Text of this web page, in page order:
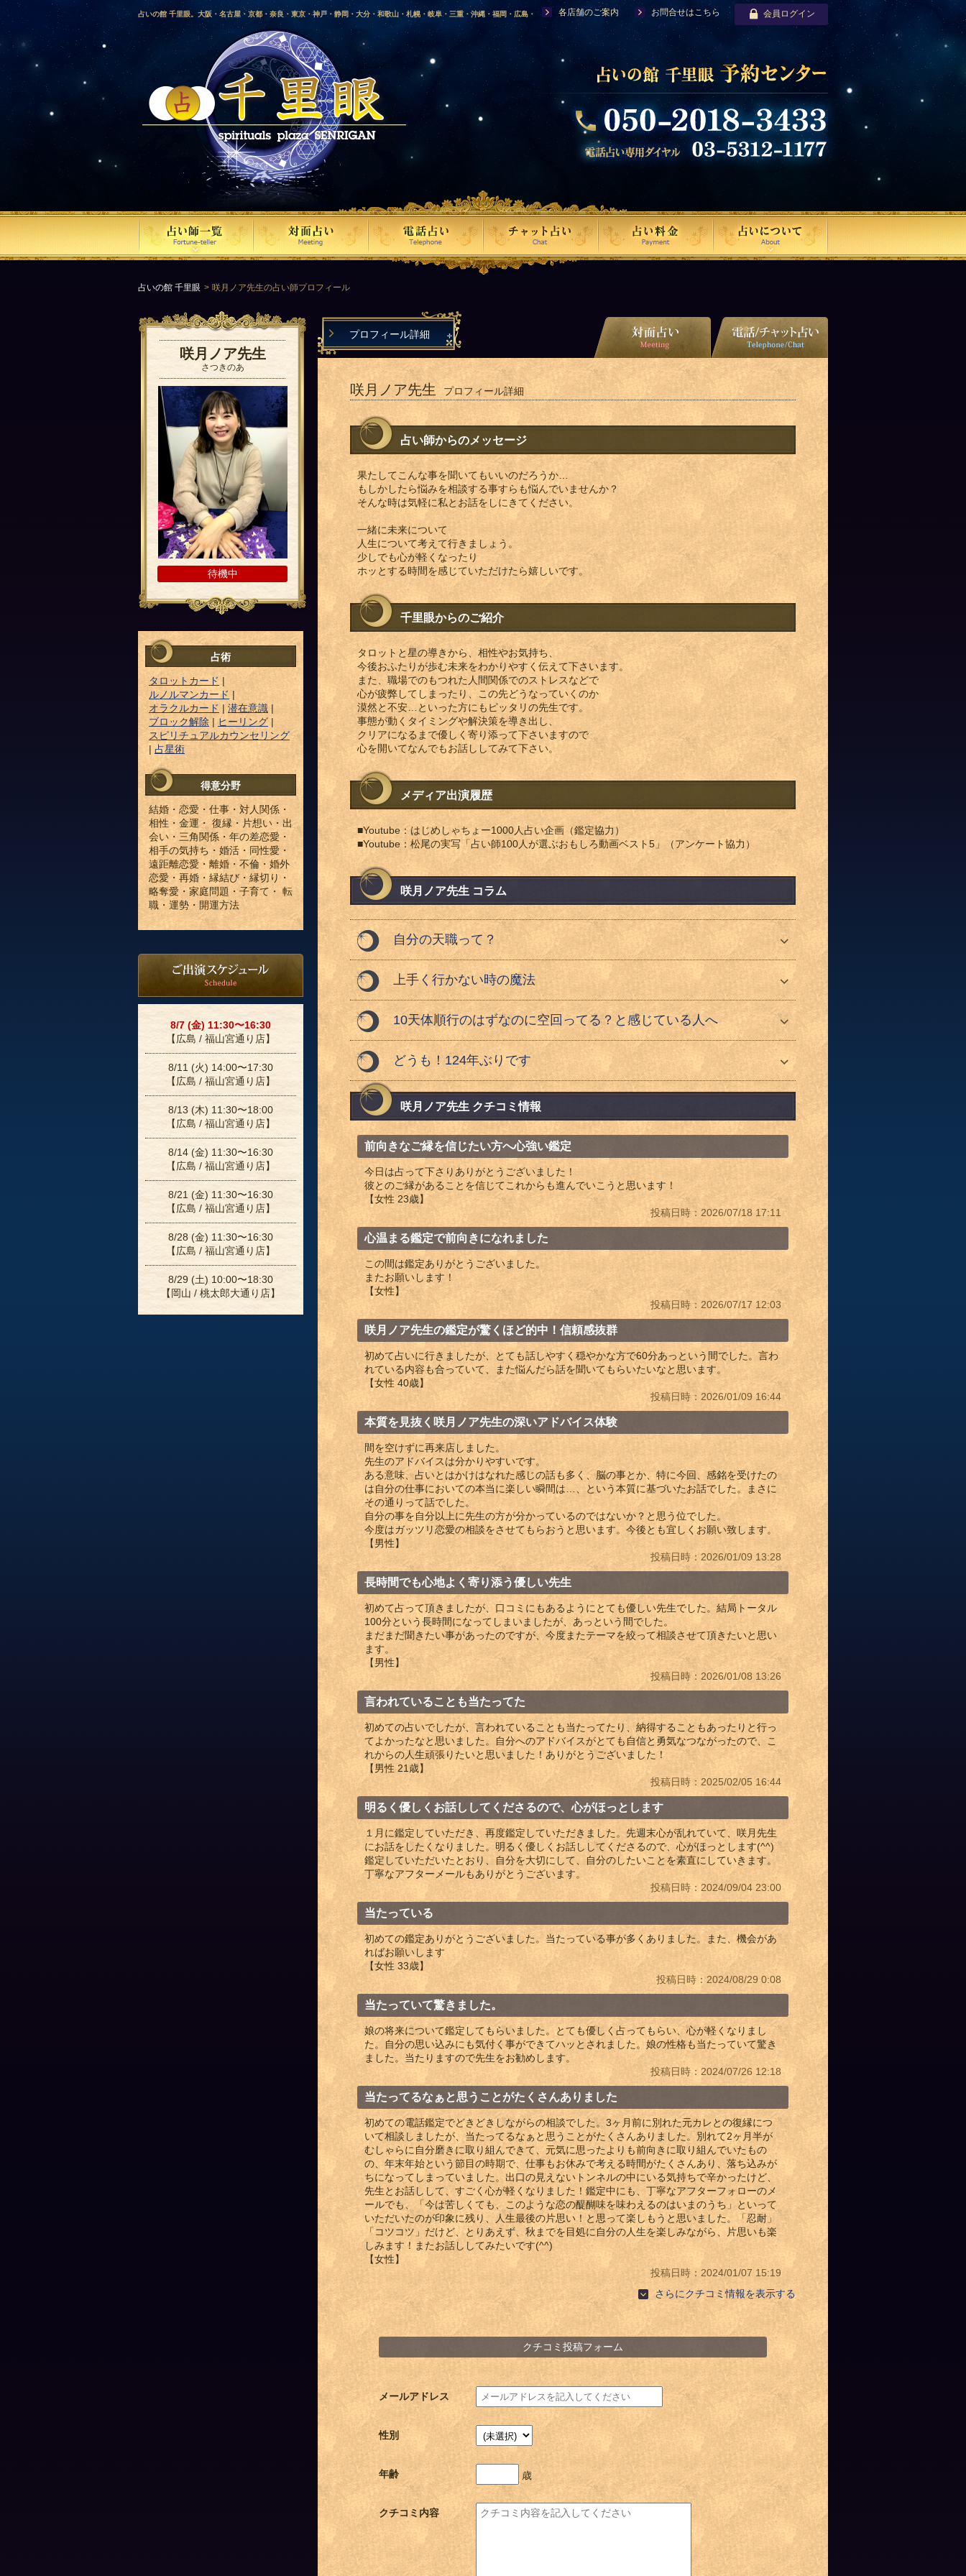
占いの館 千里眼。大阪・名古屋・京都・奈良・東京・神戸・静岡・大分・和歌山・札幌・岐阜・三重・沖縄・福岡・広島・
愛媛・鹿児島・徳島・香川・山形・岡山・横浜・千葉・福島・岩手・高知・熊本・群馬・滋賀・福井・仙台・山口・宮崎・山
梨・長野・埼玉・茨城・栃木・金沢・佐賀・長崎・鳥取・富山・新潟・秋田・青森・島根に店舗を構える、口コミで評判の人
気占い師による占い。
各店舗のご案内 お問合せはこちら 会員ログイン
占いの館 千里眼 咲月ノア先生の占い師プロフィール
咲月ノア先生
さつきのあ
待機中
占術
タロットカード |
ルノルマンカード|
オラクルカード | 潜在意識 |
ブロック解除 |ヒーリング|
スピリチュアルカウンセリング
| 占星術
得意分野
結婚・恋愛・仕事・対人関係・
相性・金運・ 復縁・片想い・出
会い・三角関係・年の差恋愛・
相手の気持ち・婚活・同性愛・
遠距離恋愛・離婚・不倫・婚外
恋愛・再婚・縁結び・縁切り・
略奪愛・家庭問題・子育て・ 転
職・運勢・開運方法
8/7 (金) 11:30〜16:30
【広島 / 福山宮通り店】
8/11 (火) 14:00〜17:30
【広島 / 福山宮通り店】
8/13 (木) 11:30〜18:00
【広島 / 福山宮通り店】
8/14 (金) 11:30〜16:30
【広島 / 福山宮通り店】
8/21 (金) 11:30〜16:30
【広島 / 福山宮通り店】
8/28 (金) 11:30〜16:30
【広島 / 福山宮通り店】
8/29 (土) 10:00〜18:30
【岡山 / 桃太郎大通り店】
プロフィール詳細
咲月ノア先生 プロフィール詳細
占い師からのメッセージ
果たしてこんな事を聞いてもいいのだろうか…
もしかしたら悩みを相談する事すらも悩んでいませんか？
そんな時は気軽に私とお話をしにきてください。
一緒に未来について
人生について考えて行きましょう。
少しでも心が軽くなったり
ホッとする時間を感じていただけたら嬉しいです。
千里眼からのご紹介
タロットと星の導きから、相性やお気持ち、
今後おふたりが歩む未来をわかりやすく伝えて下さいます。
また、職場でのもつれた人間関係でのストレスなどで
心が疲弊してしまったり、この先どうなっていくのか
漠然と不安…といった方にもピッタリの先生です。
事態が動くタイミングや解決策を導き出し、
クリアになるまで優しく寄り添って下さいますので
心を開いてなんでもお話ししてみて下さい。
メディア出演履歴
■Youtube：はじめしゃちょー1000人占い企画（鑑定協力）
■Youtube：松尾の実写「占い師100人が選ぶおもしろ動画ベスト5」（アンケート協力）
咲月ノア先生 コラム
自分の天職って？
上手く行かない時の魔法
10天体順行のはずなのに空回ってる？と感じている人へ
どうも！124年ぶりです
咲月ノア先生 クチコミ情報
前向きなご縁を信じたい方へ心強い鑑定
今日は占って下さりありがとうございました！
彼とのご縁があることを信じてこれからも進んでいこうと思います！
【女性 23歳】
投稿日時：2026/07/18 17:11
心温まる鑑定で前向きになれました
この間は鑑定ありがとうございました。
またお願いします！
【女性】
投稿日時：2026/07/17 12:03
咲月ノア先生の鑑定が驚くほど的中！信頼感抜群
初めて占いに行きましたが、とても話しやすく穏やかな方で60分あっという間でした。言わ
れている内容も合っていて、また悩んだら話を聞いてもらいたいなと思います。
【女性 40歳】
投稿日時：2026/01/09 16:44
本質を見抜く咲月ノア先生の深いアドバイス体験
間を空けずに再来店しました。
先生のアドバイスは分かりやすいです。
ある意味、占いとはかけはなれた感じの話も多く、脳の事とか、特に今回、感銘を受けたの
は自分の仕事においての本当に楽しい瞬間は…、という本質に基づいたお話でした。まさに
その通りって話でした。
自分の事を自分以上に先生の方が分かっているのではないか？と思う位でした。
今度はガッツリ恋愛の相談をさせてもらおうと思います。今後とも宜しくお願い致します。
【男性】
投稿日時：2026/01/09 13:28
長時間でも心地よく寄り添う優しい先生
初めて占って頂きましたが、口コミにもあるようにとても優しい先生でした。結局トータル
100分という長時間になってしまいましたが、あっという間でした。
まだまだ聞きたい事があったのですが、今度またテーマを絞って相談させて頂きたいと思い
ます。
【男性】
投稿日時：2026/01/08 13:26
言われていることも当たってた
初めての占いでしたが、言われていることも当たってたり、納得することもあったりと行っ
てよかったなと思いました。自分へのアドバイスがとても自信と勇気なつながったので、こ
れからの人生頑張りたいと思いました！ありがとうございました！
【男性 21歳】
投稿日時：2025/02/05 16:44
明るく優しくお話ししてくださるので、心がほっとします
１月に鑑定していただき、再度鑑定していただきました。先週末心が乱れていて、咲月先生
にお話をしたくなりました。明るく優しくお話ししてくださるので、心がほっとします(^^)
鑑定していただいたとおり、自分を大切にして、自分のしたいことを素直にしていきます。
丁寧なアフターメールもありがとうございます。
投稿日時：2024/09/04 23:00
当たっている
初めての鑑定ありがとうございました。当たっている事が多くありました。また、機会があ
ればお願いします
【女性 33歳】
投稿日時：2024/08/29 0:08
当たっていて驚きました。
娘の将来について鑑定してもらいました。とても優しく占ってもらい、心が軽くなりまし
た。自分の思い込みにも気付く事ができてハッとされました。娘の性格も当たっていて驚き
ました。当たりますので先生をお勧めします。
投稿日時：2024/07/26 12:18
当たってるなぁと思うことがたくさんありました
初めての電話鑑定でどきどきしながらの相談でした。3ヶ月前に別れた元カレとの復縁につ
いて相談しましたが、当たってるなぁと思うことがたくさんありました。別れて2ヶ月半が
むしゃらに自分磨きに取り組んできて、元気に思ったよりも前向きに取り組んでいたもの
の、年末年始という節目の時期で、仕事もお休みで考える時間がたくさんあり、落ち込みが
ちになってしまっていました。出口の見えないトンネルの中にいる気持ちで辛かったけど、
先生とお話しして、すごく心が軽くなりました！鑑定中にも、丁寧なアフターフォローのメ
ールでも、「今は苦しくても、このような恋の醍醐味を味わえるのはいまのうち」といって
いただいたのが印象に残り、人生最後の片思い！と思って楽しもうと思いました。「忍耐」
「コツコツ」だけど、とりあえず、秋までを目処に自分の人生を楽しみながら、片思いも楽
しみます！またお話ししてみたいです(^^)
【女性】
投稿日時：2024/01/07 15:19
さらにクチコミ情報を表示する
クチコミ投稿フォーム
メールアドレス
性別
年齢 歳
クチコミ内容